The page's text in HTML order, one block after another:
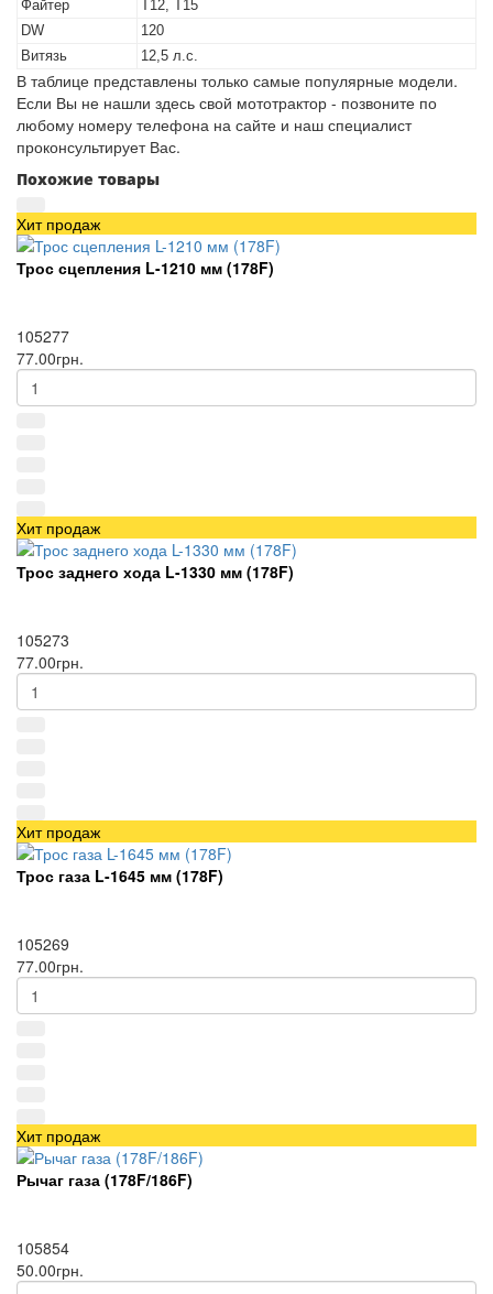
Файтер
Т12, Т15
DW
120
Витязь
12,5 л.с.
В таблице представлены только самые популярные модели.
Если Вы не нашли здесь свой мототрактор - позвоните по
любому номеру телефона на сайте и наш специалист
проконсультирует Вас.
Похожие товары
Хит продаж
Трос сцепления L-1210 мм (178F)
105277
77.00грн.
Хит продаж
Трос заднего хода L-1330 мм (178F)
105273
77.00грн.
Хит продаж
Трос газа L-1645 мм (178F)
105269
77.00грн.
Хит продаж
Рычаг газа (178F/186F)
105854
50.00грн.